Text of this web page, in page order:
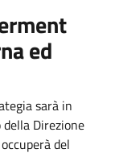
ed
sarà in
Direzione
del